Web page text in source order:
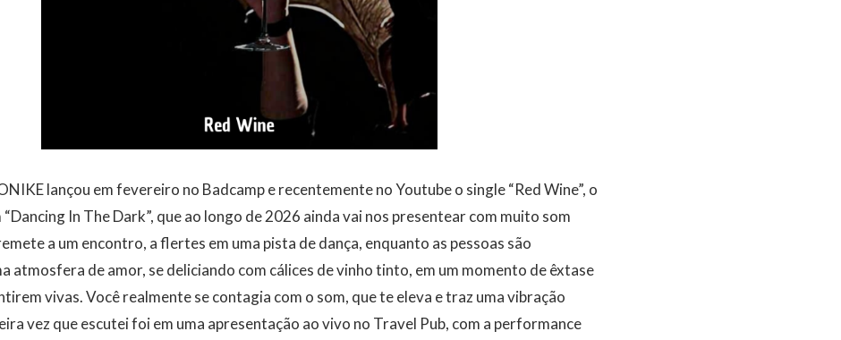
lançou em fevereiro no Badcamp e recentemente no Youtube o single “Red Wine”, o
In The Dark”, que ao longo de 2026 ainda vai nos presentear com muito som
a um encontro, a flertes em uma pista de dança, enquanto as pessoas são
atmosfera de amor, se deliciando com cálices de vinho tinto, em um momento de êxtase
vivas. Você realmente se contagia com o som, que te eleva e traz uma vibração
vez que escutei foi em uma apresentação ao vivo no Travel Pub, com a performance